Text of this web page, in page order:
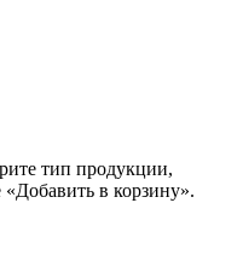
тип продукции,
в корзину».